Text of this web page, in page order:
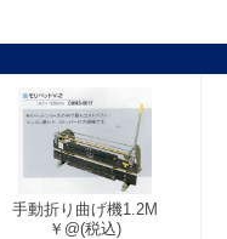
手動折り曲げ機1.2M
￥@(税込)